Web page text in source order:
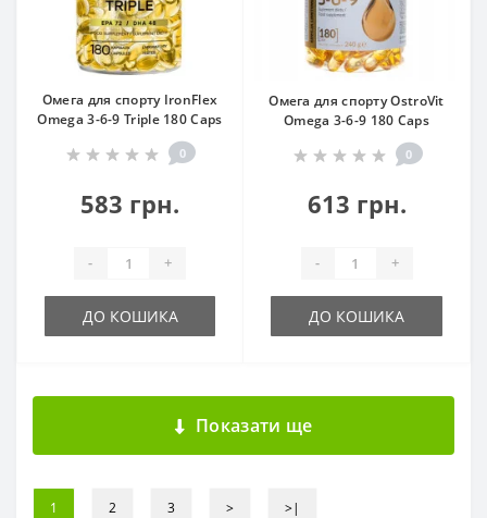
Омега для спорту IronFlex
Omega 3-6-9 Triple 180 Caps
0
583 грн.
- +
ДО КОШИКА
Омега для спорту OstroVit
Omega 3-6-9 180 Caps
0
613 грн.
- +
ДО КОШИКА
Показати ще
1 2 3 > >|